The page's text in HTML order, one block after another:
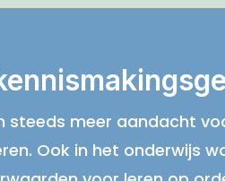
steeds meer aandacht
Ook in het onderwijs